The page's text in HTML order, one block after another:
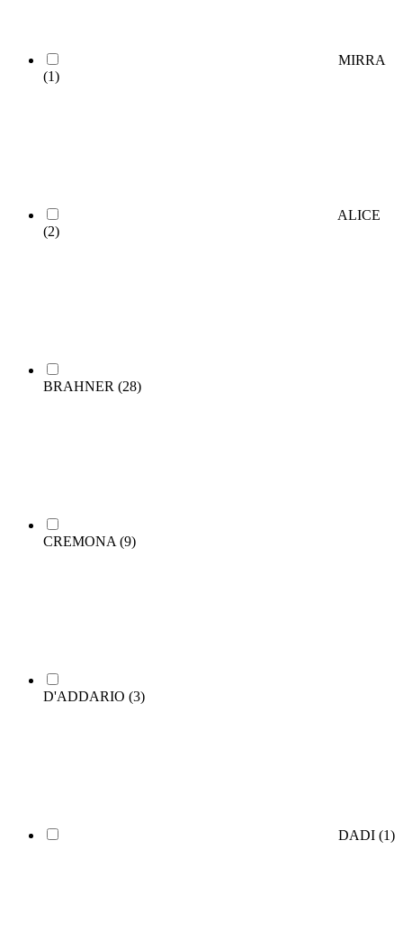
MIRRA
(1)
ALICE
(2)
BRAHNER (28)
CREMONA (9)
D'ADDARIO (3)
DADI (1)